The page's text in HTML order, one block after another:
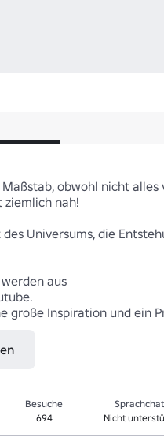
obwohl nicht
ziemlich nah!
Universums, die
aus
große Inspiration und
Besuche
694
Sprachchat
Nicht